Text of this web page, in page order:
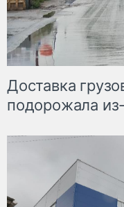
Доставка
подорожала